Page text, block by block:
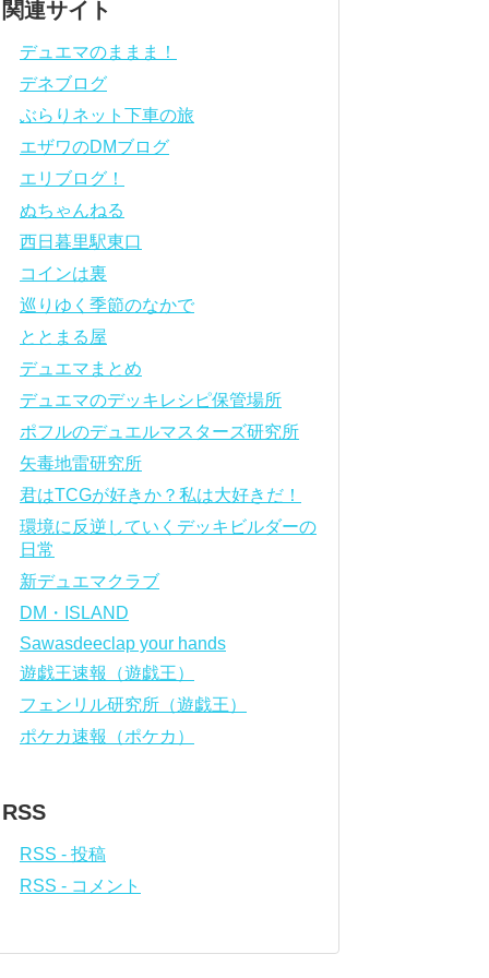
関連サイト
デュエマのままま！
デネブログ
ぶらりネット下車の旅
エザワのDMブログ
エリブログ！
ぬちゃんねる
西日暮里駅東口
コインは裏
巡りゆく季節のなかで
ととまる屋
デュエマまとめ
デュエマのデッキレシピ保管場所
ポフルのデュエルマスターズ研究所
矢毒地雷研究所
君はTCGが好きか？私は大好きだ！
環境に反逆していくデッキビルダーの
日常
新デュエマクラブ
DM・ISLAND
Sawasdeeclap your hands
遊戯王速報（遊戯王）
フェンリル研究所（遊戯王）
ポケカ速報（ポケカ）
RSS
RSS - 投稿
RSS - コメント